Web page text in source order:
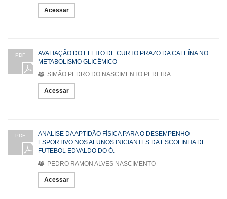
Acessar
PDF
AVALIAÇÃO DO EFEITO DE CURTO PRAZO DA CAFEÍNA NO
METABOLISMO GLICÊMICO
SIMÃO PEDRO DO NASCIMENTO PEREIRA
Acessar
PDF
ANALISE DA APTIDÃO FÍSICA PARA O DESEMPENHO
ESPORTIVO NOS ALUNOS INICIANTES DA ESCOLINHA DE
FUTEBOL EDVALDO DO Ó.
PEDRO RAMON ALVES NASCIMENTO
Acessar